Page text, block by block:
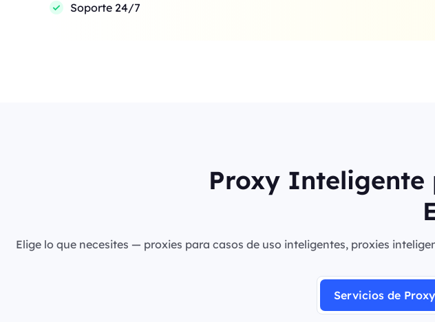
Soporte 24/7
Proxy Inteligente
Elige lo que necesites — proxies para casos de uso inteligentes, proxies
Servicios de Proxy